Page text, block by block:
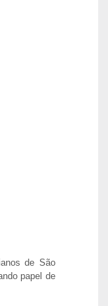
de São
papel de